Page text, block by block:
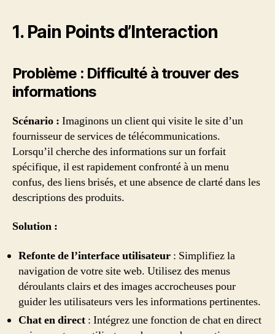
1. Pain Points d’Interaction
Problème : Difficulté à trouver des
informations
Scénario : Imaginons un client qui visite le site d’un
fournisseur de services de télécommunications.
Lorsqu’il cherche des informations sur un forfait
spécifique, il est rapidement confronté à un menu
confus, des liens brisés, et une absence de clarté dans les
descriptions des produits.
Solution :
Refonte de l’interface utilisateur : Simplifiez la
navigation de votre site web. Utilisez des menus
déroulants clairs et des images accrocheuses pour
guider les utilisateurs vers les informations pertinentes.
Chat en direct : Intégrez une fonction de chat en direct